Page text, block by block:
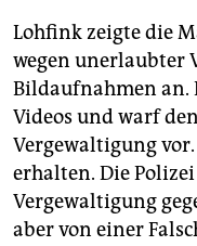
Lohfink zeigte die
wegen unerlaubter
Bildaufnahmen an.
Videos und warf
Vergewaltigung vor.
erhalten. Die
Vergewaltigung
aber von einer